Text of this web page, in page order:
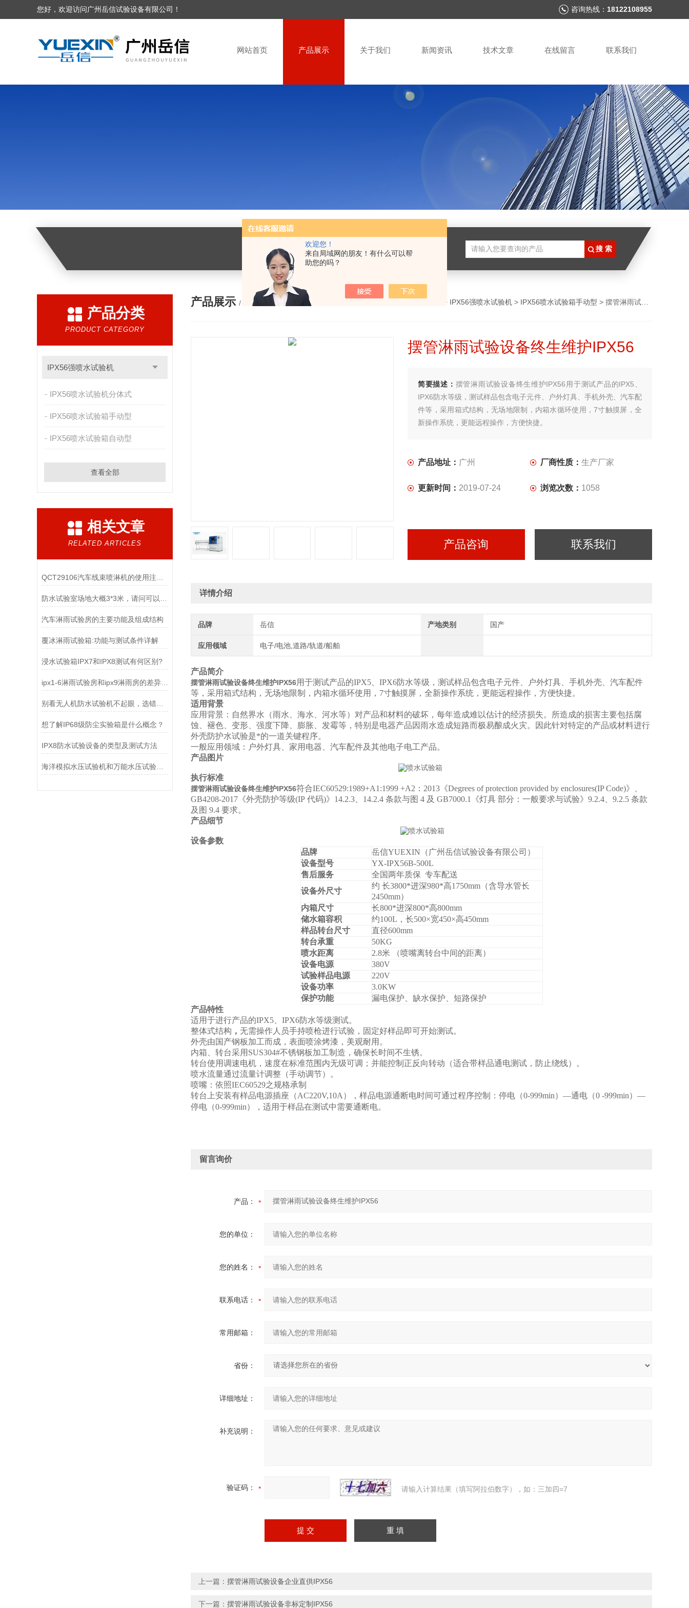
欢迎您！
来自局域网的朋友！有什么可以帮
助您的吗？
您好，欢迎访问广州岳信试验设备有限公司！ 咨询热线： 18122108955
网站首页 产品展示 关于我们 新闻资讯 技术文章 在线留言 联系我们
产品分类
PRODUCT CATEGORY
IPX56强喷水试验机
IPX56喷水试验机分体式
IPX56喷水试验箱手动型
IPX56喷水试验箱自动型
查看全部
相关文章
RELATED ARTICLES
汽车淋雨试验房的主要功能及组成结构
覆冰淋雨试验箱:功能与测试条件详解
浸水试验箱IPX7和IPX8测试有何区别?
ipx1-6淋雨试验房和ipx9淋雨房的差异特点
别看无人机防水试验机不起眼，选错了真能坑惨你
想了解IP68级防尘实验箱是什么概念？
IPX8防水试验设备的类型及测试方法
海洋模拟水压试验机和万能水压试验机的区别
产品展示 / PRODUCTS > IPX56强喷水试验机 > IPX56喷水试验箱手动型 > 摆管淋雨试验设备终生维护IPX56
摆管淋雨试验设备终生维护IPX56
简要描述： 摆管淋雨试验设备终生维护IPX56用于测试产品的IPX5、
IPX6防水等级，测试样品包含电子元件、户外灯具、手机外壳、汽车配
件等，采用箱式结构，无场地限制，内箱水循环使用，7寸触摸屏，全
新操作系统，更能远程操作，方便快捷。
产品地址： 广州 厂商性质： 生产厂家
更新时间： 2019-07-24 浏览次数： 1058
产品咨询 联系我们
详情介绍
品牌 岳信 产地类别 国产
应用领域 电子/电池,道路/轨道/船舶
产品简介
摆管淋雨试验设备终生维护IPX56用于测试产品的IPX5、IPX6防水等级，测试样品包含电子元件、户外灯具、手机外壳、汽车配件
等，采用箱式结构，无场地限制，内箱水循环使用，7寸触摸屏，全新操作系统，更能远程操作，方便快捷。
适用背景
应用背景：自然界水（雨水、海水、河水等）对产品和材料的破坏，每年造成难以估计的经济损失。所造成的损害主要包括腐
蚀、褪色、变形、强度下降、膨胀、发霉等，特别是电器产品因雨水造成短路而极易酿成火灾。因此针对特定的产品或材料进行
外壳防护水试验是*的一道关键程序。
一般应用领域：户外灯具、家用电器、汽车配件及其他电子电工产品。
产品图片
执行标准
摆管淋雨试验设备终生维护IPX56符合IEC60529:1989+A1:1999 +A2：2013《Degrees of protection provided by enclosures(IP Code)》、
GB4208-2017《外壳防护等级(IP 代码)》 14.2.3 14.2.4 条款与图 4 及 GB7000.1《灯具 部分：一般要求与试验》 9.2.4 9.2.5 条款
及图 9.4 要求。
产品细节
设备参数
品牌
岳信YUEXIN（广州岳信试验设备有限公司）
设备型号
YX-IPX56B-500L
售后服务
全国两年质保 专车配送
设备外尺寸
约 长3800*进深980*高1750mm（含导水管长
2450mm）
内箱尺寸
长800*进深800*高800mm
储水箱容积
约100L，长500×宽450×高450mm
样品转台尺寸
直径600mm
转台承重
50KG
喷水距离
2.8米 （喷嘴离转台中间的距离）
设备电源
380V
试验样品电源
220V
设备功率
3.0KW
保护功能
漏电保护、缺水保护、短路保护
产品特性
适用于进行产品的IPX5、IPX6防水等级测试。
整体式结构 ， 无需操作人员手持喷枪进行试验，固定好样品即可开始测试。
外壳由国产钢板加工而成，表面喷涂烤漆，美观耐用。
内箱、转台采用SUS304#不锈钢板加工制造，确保长时间不生锈。
转台使用调速电机，速度在标准范围内无级可调；并能控制正反向转动（适合带样品通电测试，防止绕线）。
喷水流量通过流量计调整（手动调节）。
喷嘴：依照IEC60529之规格承制
转台上安装有样品电源插座（AC220V,10A），样品电源通断电时间可通过程序控制：停电（0-999min）—通电（0 -999min）—
停电（0-999min），适用于样品在测试中需要通断电。
留言询价
产品：
您的单位：
您的姓名：
联系电话：
常用邮箱：
省份：
详细地址：
补充说明：
验证码： 请输入计算结果（填写阿拉伯数字），如：三加四=7
上一篇： 摆管淋雨试验设备企业直供IPX56
下一篇： 摆管淋雨试验设备非标定制IPX56